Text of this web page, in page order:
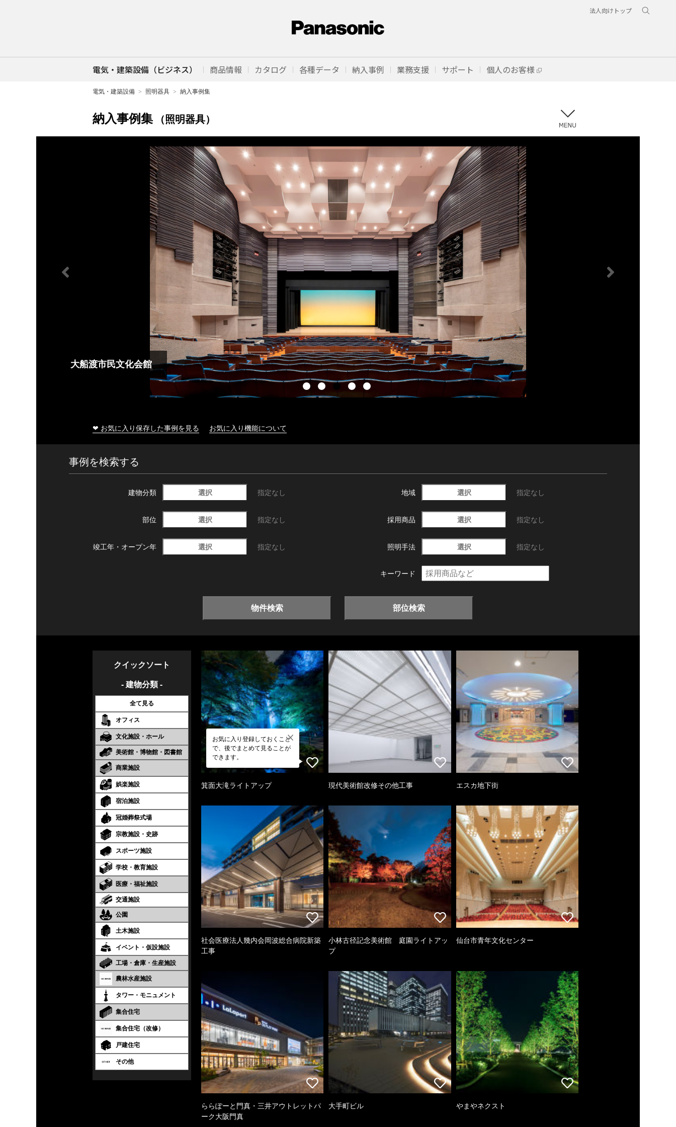
法人向けトップ
電気・建築設備（ビジネス） 商品情報 カタログ 各種データ 納入事例 業務支援 サポート 個人のお客様
電気・建築設備 照明器具 納入事例集
納入事例集 （照明器具）
大船渡市民文化会館
❤ お気に入り保存した事例を見る お気に入り機能について
事例を検索する
建物分類 選択 指定なし 地域 選択 指定なし
部位 選択 指定なし 採用商品 選択 指定なし
竣工年・ オープン年 選択 指定なし 照明手法 選択 指定なし
キーワード
物件検索 部位検索
クイックソート
- 建物分類 -
全て見る
オフィス
文化施設・ホール
美術館・博物館・図書館
商業施設
娯楽施設
宿泊施設
冠婚葬祭式場
宗教施設・史跡
スポーツ施設
学校・教育施設
医療・福祉施設
交通施設
公園
土木施設
イベント・仮設施設
工場・倉庫・生産施設
農林水産施設
タワー・モニュメント
集合住宅
集合住宅（改修）
戸建住宅
その他
お気に入り登録しておくこと
で、後でまとめて見ることが
できます。
箕面大滝ライトアップ 現代美術館改修その他工事 エスカ地下街
社会医療法人幾内会岡波総合病院新築
工事
小林古径記念美術館 庭園ライトアッ
プ
仙台市青年文化センター
ららぽーと門真・三井アウトレットパ
ーク大阪門真
大手町ビル やまやネクスト